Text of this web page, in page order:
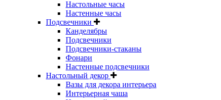
Настольные часы
Настенные часы
Подсвечники
Канделябры
Подсвечники
Подсвечники-стаканы
Фонари
Настенные подсвечники
Настольный декор
Вазы для декора интерьера
Интерьерная чаша